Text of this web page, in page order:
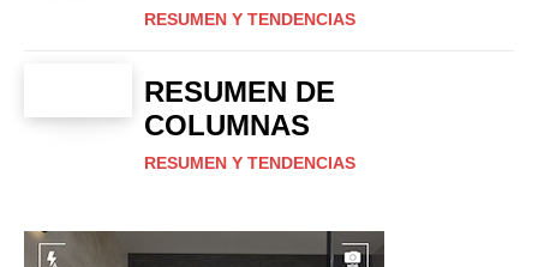
RESUMEN Y TENDENCIAS
RESUMEN DE
COLUMNAS
RESUMEN Y TENDENCIAS